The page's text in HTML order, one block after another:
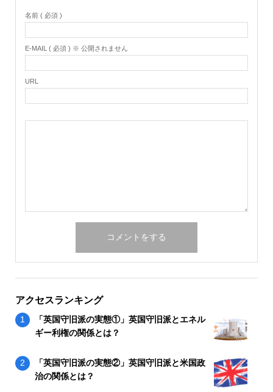
名前 ( 必須 )
E-MAIL ( 必須 ) ※ 公開されません
URL
アクセスランキング
「英国守旧派の実態①」英国守旧派とエネル
ギー利権の関係とは？
「英国守旧派の実態②」英国守旧派と米国政
治の関係とは？